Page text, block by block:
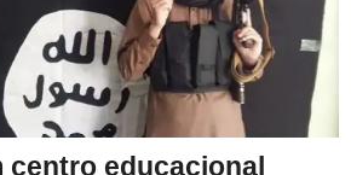
centro educacional